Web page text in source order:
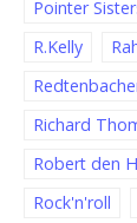
Pointer
R.Kelly
Richard
Robert den
Rock'n'roll